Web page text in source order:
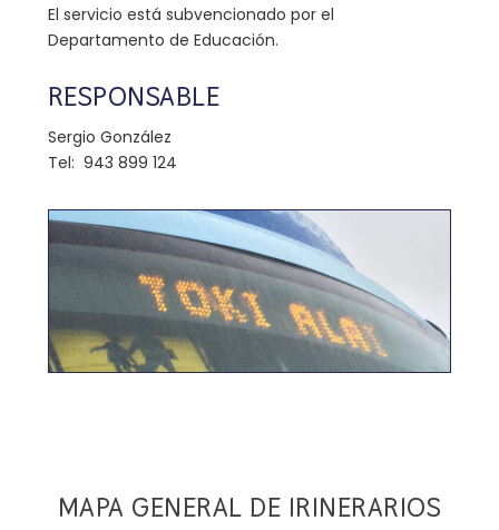
El servicio está subvencionado por el
Departamento de Educación.
RESPONSABLE
Sergio González
Tel: 943 899 124
MAPA GENERAL DE IRINERARIOS